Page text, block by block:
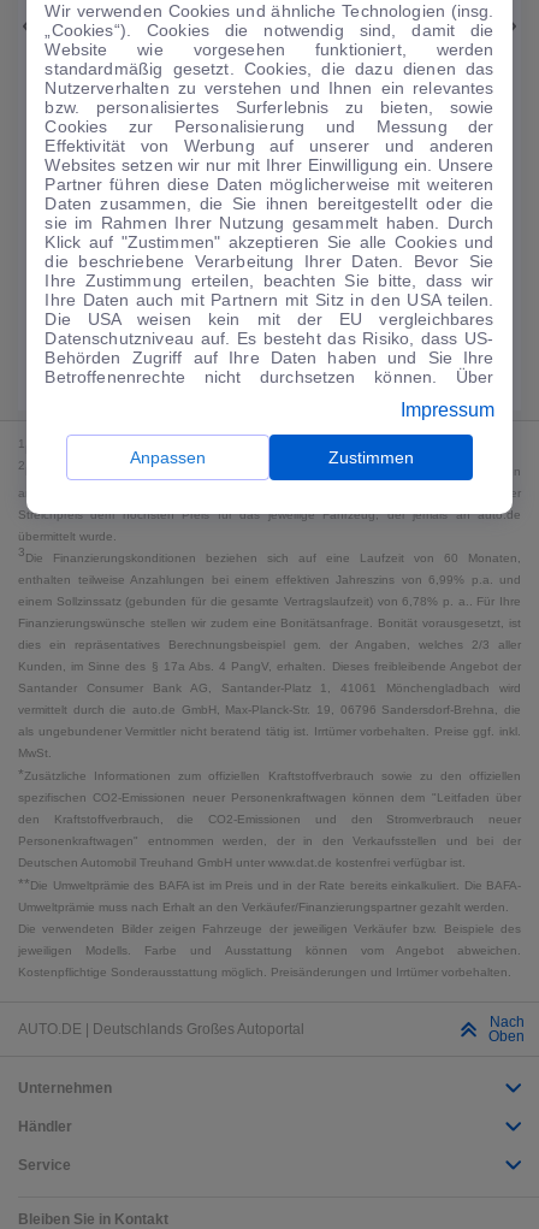
Hyundai Bayon
1.0 T-GDI Trend Mild-Hybrid DAB/Sitzhzg.
19.196 km· 08/2023· Benzin·Automatik
Finanzierung Kaufen
159€/mtl.
Guter Preis4
0 € Anzahlung ·60 Monate ·Finanzierungs-Details
Angebot anfragen Rate anpassen
Kraftstoffverbrauch komb. 7,2 l/100 km · CO₂-Emissionen komb. 165 g/km
· CO₂-Klasse F · WLTP*
1
2 Bei dem Streichpreis handelt es sich für Neufahrzeuge und junge Gebrauchte um den
an auto.de übermittelten Listenpreis. Für alle anderen Fahrzeuge entspricht der
Streichpreis dem höchsten Preis für das jeweilige Fahrzeug, der jemals an auto.de
übermittelt wurde.
3Die Finanzierungskonditionen beziehen sich auf eine Laufzeit von 60 Monaten,
enthalten teilweise Anzahlungen bei einem effektiven Jahreszins von 6,99% p.a. und
einem Sollzinssatz (gebunden für die gesamte Vertragslaufzeit) von 6,78% p. a.. Für Ihre
Finanzierungswünsche stellen wir zudem eine Bonitätsanfrage. Bonität vorausgesetzt, ist
dies ein repräsentatives Berechnungsbeispiel gem. der Angaben, welches 2/3 aller
Kunden, im Sinne des § 17a Abs. 4 PangV, erhalten. Dieses freibleibende Angebot der
Santander Consumer Bank AG, Santander-Platz 1, 41061 Mönchengladbach wird
vermittelt durch die auto.de GmbH, Max-Planck-Str. 19, 06796 Sandersdorf-Brehna, die
als ungebundener Vermittler nicht beratend tätig ist. Irrtümer vorbehalten. Preise ggf. inkl.
MwSt.
*Zusätzliche Informationen zum offiziellen Kraftstoffverbrauch sowie zu den offiziellen
spezifischen CO2-Emissionen neuer Personenkraftwagen können dem "Leitfaden über
den Kraftstoffverbrauch, die CO2-Emissionen und den Stromverbrauch neuer
Personenkraftwagen" entnommen werden, der in den Verkaufsstellen und bei der
Deutschen Automobil Treuhand GmbH unter www.dat.de kostenfrei verfügbar ist.
**Die Umweltprämie des BAFA ist im Preis und in der Rate bereits einkalkuliert. Die BAFA-
Umweltprämie muss nach Erhalt an den Verkäufer/Finanzierungspartner gezahlt werden.
Die verwendeten Bilder zeigen Fahrzeuge der jeweiligen Verkäufer bzw. Beispiele des
jeweiligen Modells. Farbe und Ausstattung können vom Angebot abweichen.
Kostenpflichtige Sonderausstattung möglich. Preisänderungen und Irrtümer vorbehalten.
AUTO.DE | Deutschlands Großes Autoportal
Nach
Oben
Unternehmen
Händler
Service
Bleiben Sie in Kontakt
Wir verwenden Cookies und ähnliche Technologien (insg.
„Cookies“). Cookies die notwendig sind, damit die
Website wie vorgesehen funktioniert, werden
standardmäßig gesetzt. Cookies, die dazu dienen das
Nutzerverhalten zu verstehen und Ihnen ein relevantes
bzw. personalisiertes Surferlebnis zu bieten, sowie
Cookies zur Personalisierung und Messung der
Effektivität von Werbung auf unserer und anderen
Websites setzen wir nur mit Ihrer Einwilligung ein. Unsere
Partner führen diese Daten möglicherweise mit weiteren
Daten zusammen, die Sie ihnen bereitgestellt oder die
sie im Rahmen Ihrer Nutzung gesammelt haben. Durch
Klick auf "Zustimmen" akzeptieren Sie alle Cookies und
die beschriebene Verarbeitung Ihrer Daten. Bevor Sie
Ihre Zustimmung erteilen, beachten Sie bitte, dass wir
Ihre Daten auch mit Partnern mit Sitz in den USA teilen.
Die USA weisen kein mit der EU vergleichbares
Datenschutzniveau auf. Es besteht das Risiko, dass US-
Behörden Zugriff auf Ihre Daten haben und Sie Ihre
Betroffenenrechte nicht durchsetzen können. Über
anpassen. Dies ist auch später jederzeit im Bereich
Cookie-Richtliniemöglich. Weitere Informationen finden
Sie in unsererDatenschutzerklärung .
Impressum
Anpassen Zustimmen